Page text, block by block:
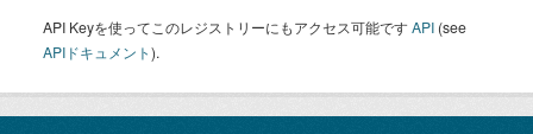
API Keyを使ってこのレジストリーにもアクセス可能ですAPI (see
APIドキュメント).